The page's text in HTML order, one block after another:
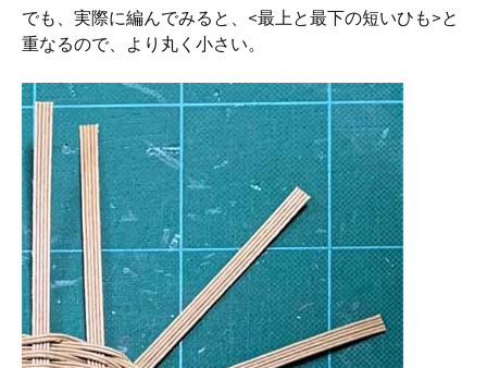
でも、実際に編んでみると、<最上と最下の短いひも>と
重なるので、より丸く小さい。